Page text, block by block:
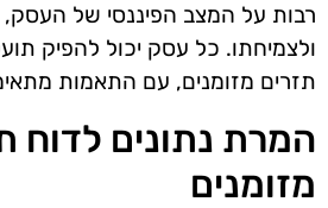
רבות על המצב הפיננסי של
ולצמיחתו. כל עסק יכול להפיק
תזרים מזומנים, עם התאמות
המרת נתונים לדוח
מזומנים